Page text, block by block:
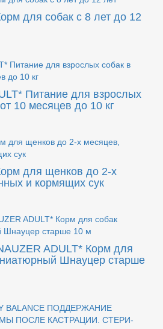
для собак с 8 лет до 12
Питание для взрослых
10 месяцев до 10 кг
для щенков до 2-х
и кормящих сук
ADULT* Корм для
Шнауцер старше